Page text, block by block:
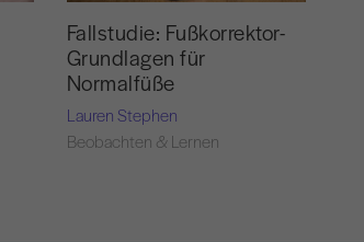
Fallstudie: Fußkorrektor-
Grundlagen für
Normalfüße
Lauren Stephen
Beobachten & Lernen